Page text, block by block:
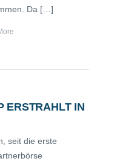
Da […]
ERSTRAHLT IN
seit die erste